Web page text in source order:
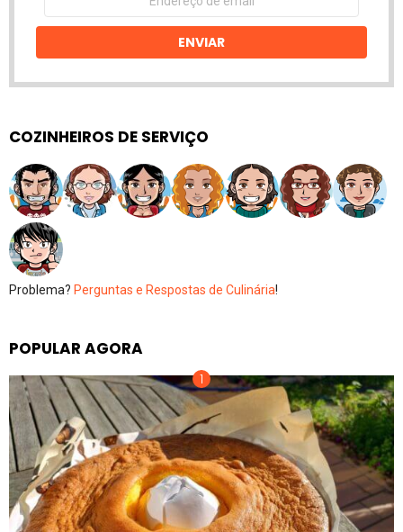
email
ENVIAR
COZINHEIROS DE SERVIÇO
Problema? Perguntas e Respostas de Culinária!
POPULAR AGORA